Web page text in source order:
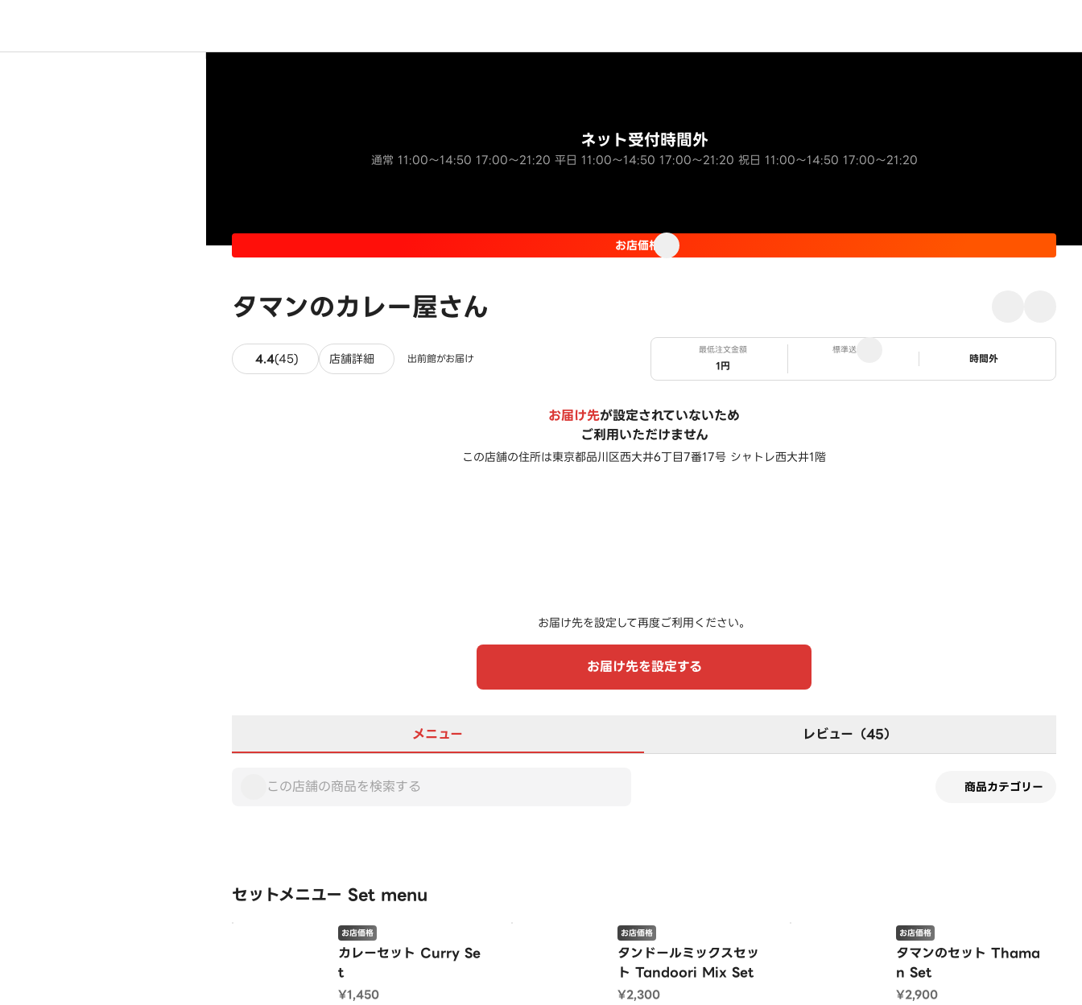
タマンのカレー屋さん
ネット受付時間外
通常 11:00～14:50 17:00～21:20 平日 11:00～14:50 17:00～21:20 祝日 11:00～14:50 17:00～21:20
お店価格
4.4(45) 45件のレビュー
店舗詳細 出前館がお届け
最低注文金額
1円
標準送料
ステータス
時間外
お届け先が設定されていないため
ご利用いただけません
この店舗の住所は東京都品川区西大井6丁目7番17号 シャトレ西大井1階
お届け先を設定して再度ご利用ください。
お届け先を設定する
メニュー レビュー（45）
商品カテゴリー
セットメニユー Set menu
カレーセット Curry Se
t
お店価格
¥1,450
タンドールミックスセッ
ト Tandoori Mix Set
お店価格
¥2,300
タマンのセット Thama
n Set
お店価格
¥2,900